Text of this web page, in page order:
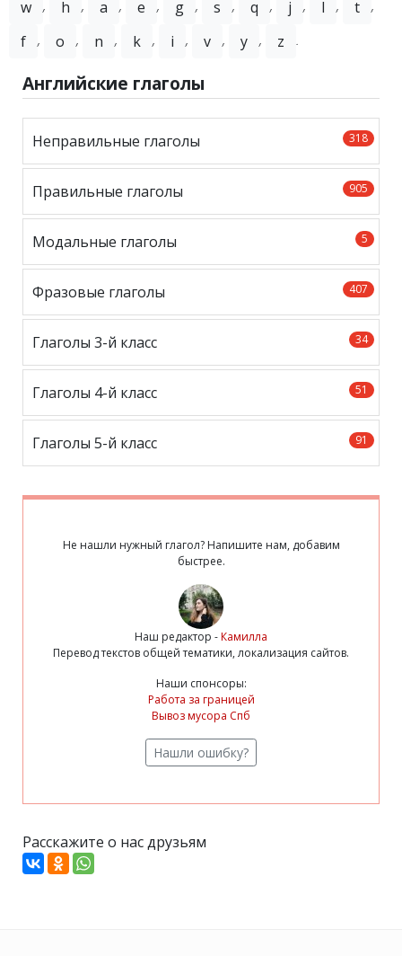
w , h , a , e , g , s , q , j , l , t ,
f , o , n , k , i , v , y , z .
Английские глаголы
318
Неправильные глаголы
905
Правильные глаголы
5
Модальные глаголы
407
Фразовые глаголы
34
Глаголы 3-й класс
51
Глаголы 4-й класс
91
Глаголы 5-й класс
Не нашли нужный глагол? Напишите нам, добавим
быстрее.
Наш редактор -Камилла
Перевод текстов общей тематики, локализация сайтов.
Наши спонсоры:
Работа за границей
Вывоз мусора Спб
Нашли ошибку?
Расскажите о нас друзьям